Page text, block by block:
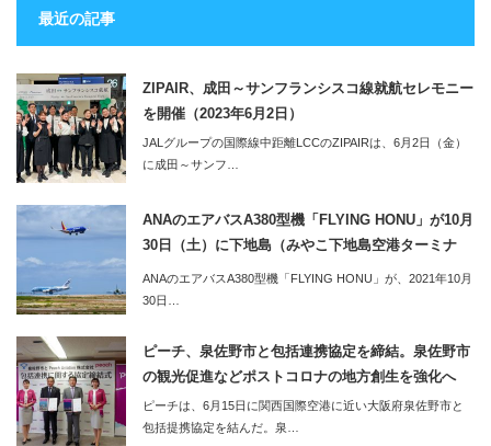
最近の記事
ZIPAIR、成田～サンフランシスコ線就航セレモニー
を開催（2023年6月2日）
JALグループの国際線中距離LCCのZIPAIRは、6月2日（金）
に成田～サンフ…
ANAのエアバスA380型機「FLYING HONU」が10月
30日（土）に下地島（みやこ下地島空港ターミナ
ル）へ。同便利用のツアーの2泊3日のツアーも販売
開始
ANAのエアバスA380型機「FLYING HONU」が、2021年10月
30日…
ピーチ、泉佐野市と包括連携協定を締結。泉佐野市
の観光促進などポストコロナの地方創生を強化へ
ピーチは、6月15日に関西国際空港に近い大阪府泉佐野市と
包括提携協定を結んだ。泉…